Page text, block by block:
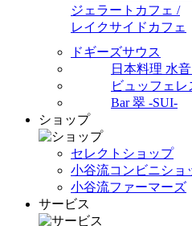
ジェラートカフェ /
レイクサイドカフェ
ドギーズサウス
日本料理 水
ビュッフェ
Bar 翠 -SUI-
ショップ
セレクトショップ
小谷流コンビニショ
小谷流ファーマーズ
サービス